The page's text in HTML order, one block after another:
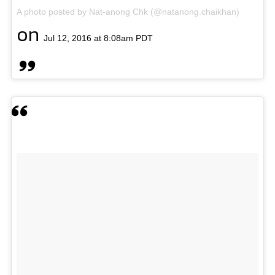
A photo posted by Nat-anong Chk (@natanong.chaikhan)
on Jul 12, 2016 at 8:08am PDT